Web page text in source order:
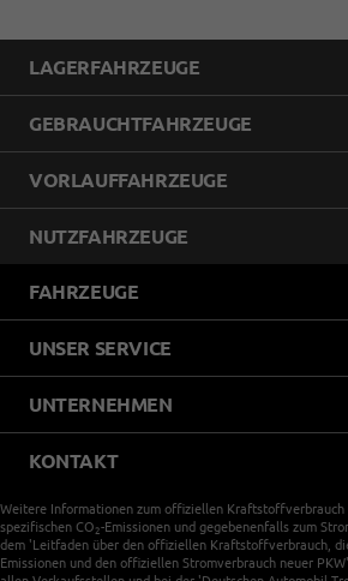
LAGERFAHRZEUGE
GEBRAUCHTFAHRZEUGE
VORLAUFFAHRZEUGE
NUTZFAHRZEUGE
FAHRZEUGE
UNSER SERVICE
UNTERNEHMEN
KONTAKT
Weitere Informationen zum offiziellen Kraftstoffverbrauch
spezifischen CO 2-Emissionen und gegebenenfalls zum
dem 'Leitfaden über den offiziellen Kraftstoffverbrauch,
Emissionen und den offiziellen Stromverbrauch neuer